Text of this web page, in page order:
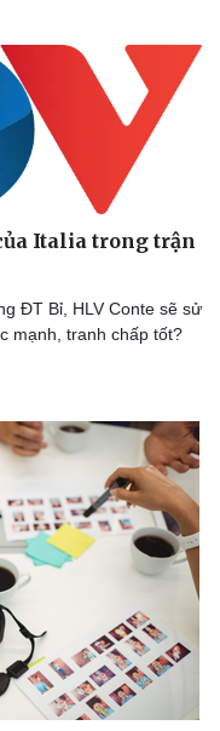
Xe máy
Italia trong trận
ĐT Bỉ, HLV Conte sẽ sử
mạnh, tranh chấp tốt?